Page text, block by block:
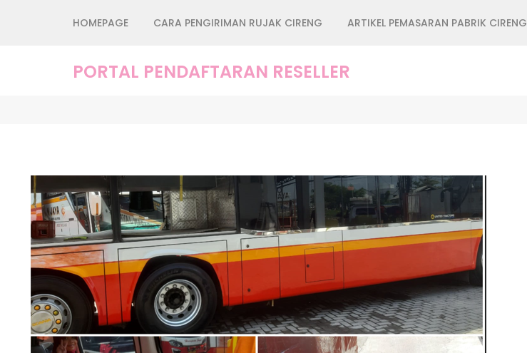
HOMEPAGE CARA PENGIRIMAN RUJAK CIRENG ARTIKEL PEMASARAN PABRIK CIRENG
PORTAL PENDAFTARAN RESELLER